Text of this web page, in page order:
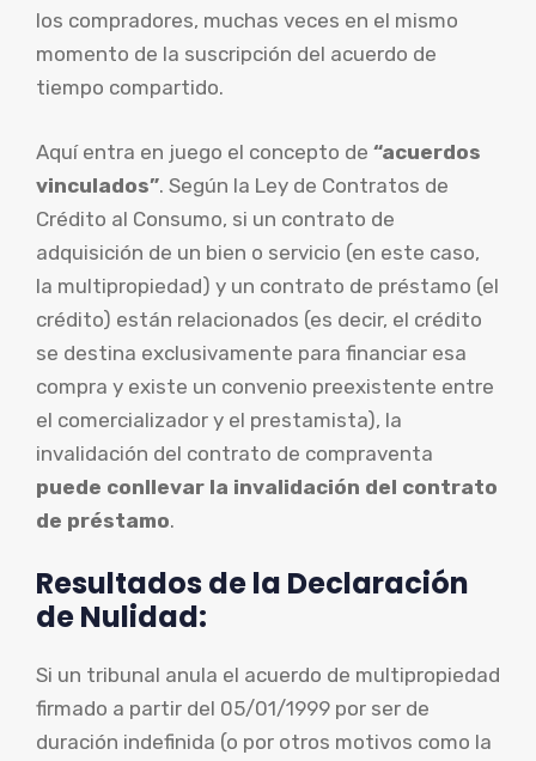
los compradores, muchas veces en el mismo
momento de la suscripción del acuerdo de
tiempo compartido.
Aquí entra en juego el concepto de “acuerdos
vinculados”. Según la Ley de Contratos de
Crédito al Consumo, si un contrato de
adquisición de un bien o servicio (en este caso,
la multipropiedad) y un contrato de préstamo (el
crédito) están relacionados (es decir, el crédito
se destina exclusivamente para financiar esa
compra y existe un convenio preexistente entre
el comercializador y el prestamista), la
invalidación del contrato de compraventa
puede conllevar la invalidación del contrato
de préstamo.
Resultados de la Declaración
de Nulidad:
Si un tribunal anula el acuerdo de multipropiedad
firmado a partir del 05/01/1999 por ser de
duración indefinida (o por otros motivos como la